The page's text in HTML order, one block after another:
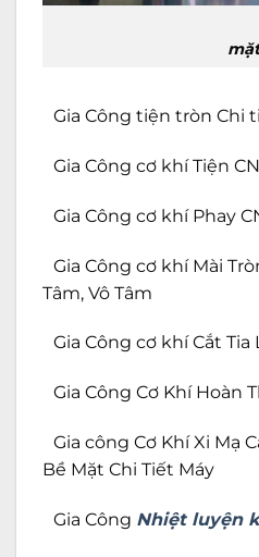
mặt
Gia Công tiện tròn Chi
Gia Công cơ khí Tiện
Gia Công cơ khí Phay
Gia Công cơ khí Mài
Tâm, Vô Tâm
Gia Công cơ khí Cắt Tia
Gia Công Cơ Khí Hoàn
Gia công Cơ Khí Xi Mạ
Bề Mặt Chi Tiết Máy
Gia Công Nhiệt luyện